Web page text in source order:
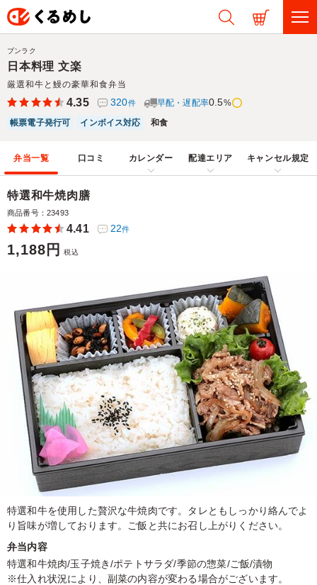
日本料理 文楽
厳選和牛と鰻の豪華和食弁当
ブンラク
4.35 320件 早配・遅配率0.5%
帳票電子発行可
インボイス対応 和食
弁当一覧 口コミ カレンダー 配達エリア キャンセル規定
特選和牛焼肉膳
商品番号：23493
4.41 22件
1,188円 税込
特選和牛を使用した贅沢な牛焼肉です。タレともしっかり絡んでよ
り旨味が増しております。ご飯と共にお召し上がりください。
弁当内容
特選和牛焼肉/玉子焼き/ポテトサラダ/季節の惣菜/ご飯/漬物
※仕入れ状況により、副菜の内容が変わる場合がございます。